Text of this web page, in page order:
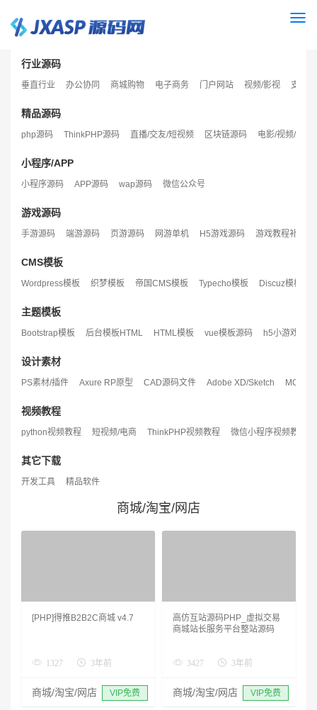
行业源码
垂直行业 办公协同 商城购物 电子商务 门户网站 视频/影视 支付/
精品源码
php源码 ThinkPHP源码 直播/交友/短视频 区块链源码 电影/视频/音乐
小程序/APP
小程序源码 APP源码 wap源码 微信公众号
游戏源码
手游源码 端游源码 页游源码 网游单机 H5游戏源码 游戏教程补丁
CMS模板
Wordpress模板 织梦模板 帝国CMS模板 Typecho模板 Discuz模板
主题模板
Bootstrap模板 后台模板HTML HTML模板 vue模板源码 h5小游戏
设计素材
PS素材/插件 Axure RP原型 CAD源码文件 Adobe XD/Sketch MG资源
视频教程
python视频教程 短视频/电商 ThinkPHP视频教程 微信小程序视频教程
其它下载
开发工具 精品软件
商城/淘宝/网店
[PHP]得推B2B2C商城 v4.7
1327 3年前
商城/淘宝/网店 VIP免费
高仿互站源码PHP_虚拟交易
商城站长服务平台整站源码
3427 3年前
商城/淘宝/网店 VIP免费